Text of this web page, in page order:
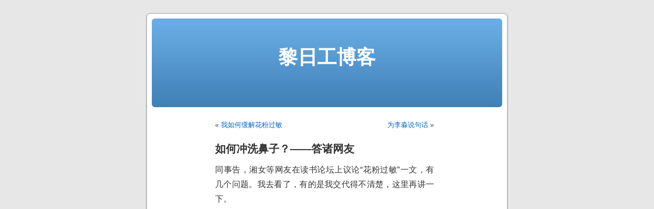
黎日工博客
« 我如何缓解花粉过敏 为李淼说句话 »
如何冲洗鼻子？——答诸网友
同事告，湘女等网友在读书论坛上议论“花粉过敏”一文，有
几个问题。我去看了，有的是我交代得不清楚，这里再讲一
下。